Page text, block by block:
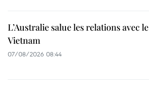
L’Australie salue les relations avec le
Vietnam
07/08/2026 08:44